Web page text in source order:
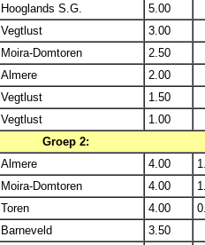
Hooglands S.G.
5.00
Vegtlust
3.00
Moira-Domtoren
2.50
Almere
2.00
Vegtlust
1.50
Vegtlust
1.00
Groep 2:
Almere 4.00
Moira-Domtoren 4.00
Toren 4.00
Barneveld
3.50